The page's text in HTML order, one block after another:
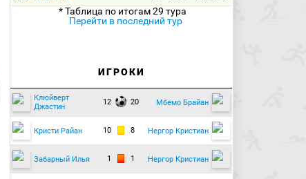
* Таблица по итогам 29 тура
Перейти в последний тур
ИГРОКИ
Клюйверт
Джастин
12 20 Мбемо Брайан
Кристи Райан 10 8 Нергор Кристиан
Забарный Илья 1 1 Нергор Кристиан